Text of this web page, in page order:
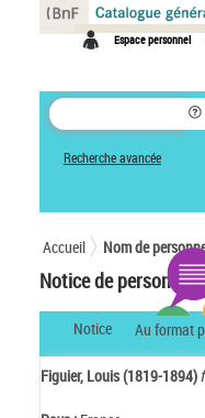
Espace personnel
Recherche avancée
Accueil Nom de
Notice de personne
Notice Au format
Figuier, Louis (1819-1894)
Panneau de gestion des cookies